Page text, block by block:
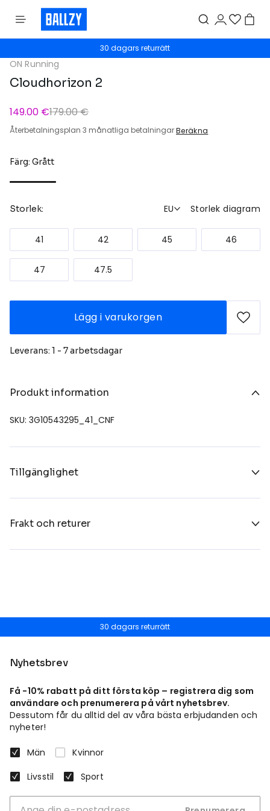
30 dagars returrätt
ON Running
Cloudhorizon 2
149.00 €179.00 €
Återbetalningsplan 3 månatliga betalningarBeräkna
Färg: Grått
Storlek: EU Storlek diagram
41 42 45 46
47 47.5
Lägg i varukorgen
Leverans: 1 - 7 arbetsdagar
Produkt information
SKU: 3G10543295_41_CNF
Tillgänglighet
Frakt och returer
30 dagars returrätt
Nyhetsbrev
Få -10% rabatt på ditt första köp – registrera dig som
användare och prenumerera på vårt nyhetsbrev.
Dessutom får du alltid del av våra bästa erbjudanden och
nyheter!
Män
Kvinnor
Livsstil
Sport